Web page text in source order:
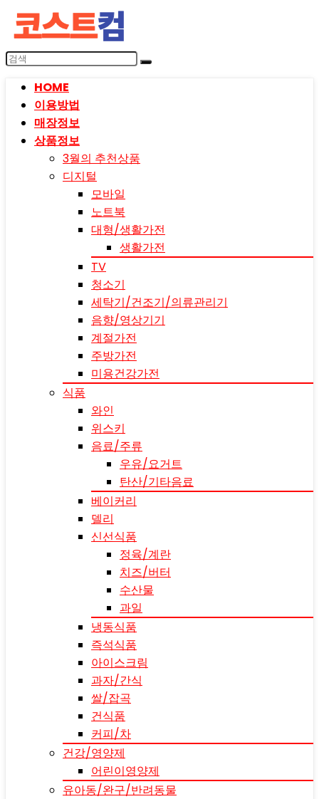
HOME
이용방법
매장정보
상품정보
3월의 추천상품
디지털
모바일
노트북
대형/생활가전
생활가전
TV
청소기
세탁기/건조기/의류관리기
음향/영상기기
계절가전
주방가전
미용건강가전
식품
와인
위스키
음료/주류
우유/요거트
탄산/기타음료
베이커리
델리
신선식품
정육/계란
치즈/버터
수산물
과일
냉동식품
즉석식품
아이스크림
과자/간식
쌀/잡곡
건식품
커피/차
건강/영양제
어린이영양제
유아동/완구/반려동물